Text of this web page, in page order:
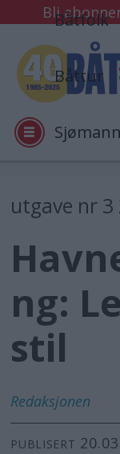
BliBåtfolk
Båttur
Video
utgave nr 3
ng:
stil
Redaksjonen
PUBLISERT